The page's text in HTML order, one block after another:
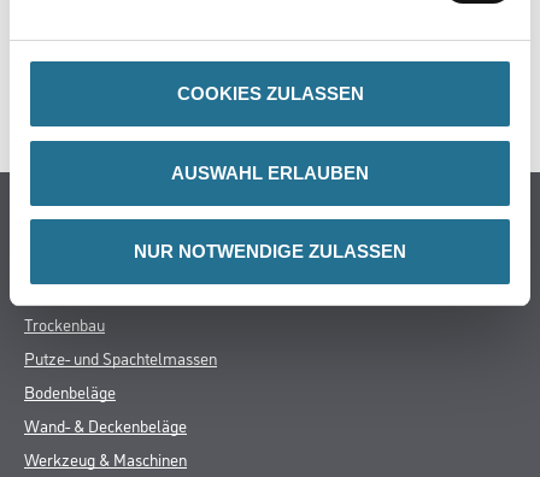
COOKIES ZULASSEN
AUSWAHL ERLAUBEN
NUR NOTWENDIGE ZULASSEN
DATENBLÄTTER
SPEZIFIKATIONEN
Online-Shop
WDV-Systeme
Trockenbau
Putze- und Spachtelmassen
Bodenbeläge
Wand- & Deckenbeläge
Werkzeug & Maschinen